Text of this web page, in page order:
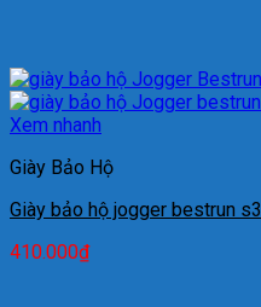
Xem nhanh
Giày Bảo Hộ
Giày bảo hộ jogger bestrun s3
410.000₫